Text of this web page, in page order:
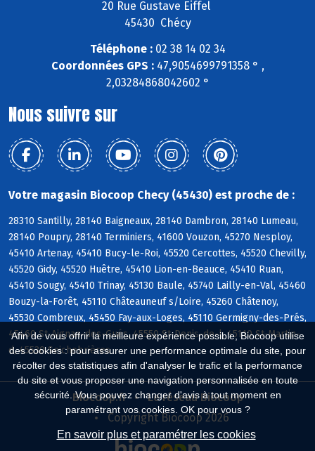
Afin de vous offrir la meilleure expérience possible, Biocoop utilise
des cookies : pour assurer une performance optimale du site, pour
récolter des statistiques afin d'analyser le trafic et la performance
du site et vous proposer une navigation personnalisée en toute
sécurité. Vous pouvez changer d'avis à tout moment en
paramétrant vos cookies. OK pour vous ?
En savoir plus et paramétrer les cookies
20 Rue Gustave Eiffel
45430 Chécy
Téléphone :02 38 14 02 34
Coordonnées GPS :47,9054699791358 ° ,
2,03284868042602 °
Nous suivre sur
Votre magasin Biocoop Checy (45430) est proche de :
28310 Santilly, 28140 Baigneaux, 28140 Dambron, 28140 Lumeau,
28140 Poupry, 28140 Terminiers, 41600 Vouzon, 45270 Nesploy,
45410 Artenay, 45410 Bucy-le-Roi, 45520 Cercottes, 45520 Chevilly,
45520 Gidy, 45520 Huêtre, 45410 Lion-en-Beauce, 45410 Ruan,
45410 Sougy, 45410 Trinay, 45130 Baule, 45740 Lailly-en-Val, 45460
Bouzy-la-Forêt, 45110 Châteauneuf s/Loire, 45260 Châtenoy,
45530 Combreux, 45450 Fay-aux-Loges, 45110 Germigny-des-Prés,
45460 St-Aignan-des-Gués, 45550 St-Denis-de-l, 45110 St-Martin-
d, 45530 Seichebrières
Biocoop.fr
Le réseau Biocoop
Copyright Biocoop 2026